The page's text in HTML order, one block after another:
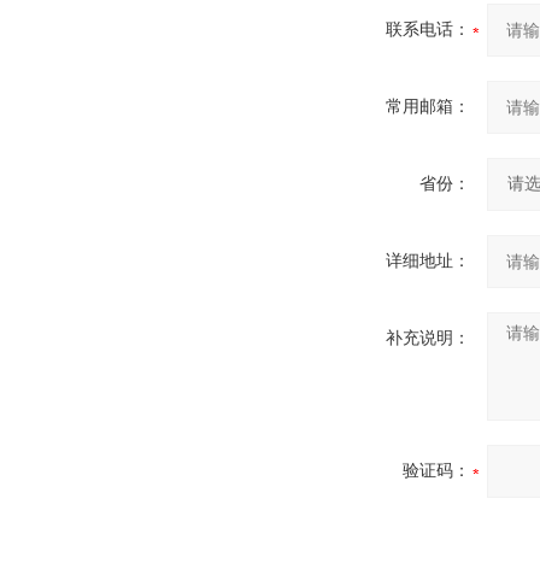
联系电话：
常用邮箱：
省份：
详细地址：
补充说明：
验证码：